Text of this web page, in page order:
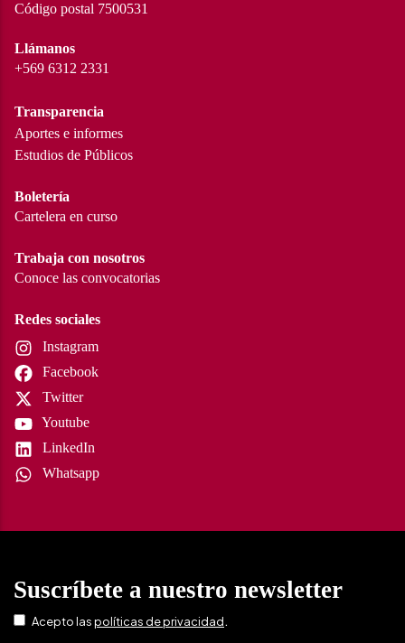
Código postal 7500531
Llámanos
+569 6312 2331
Transparencia
Aportes e informes
Estudios de Públicos
Boletería
Cartelera en curso
Trabaja con nosotros
Conoce las convocatorias
Redes sociales
Instagram
Facebook
Twitter
Youtube
LinkedIn
Whatsapp
Suscríbete a nuestro newsletter
Acepto laspolíticas de privacidad.